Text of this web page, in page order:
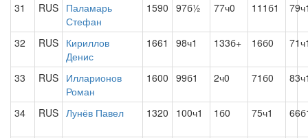
31 RUS Паламарь
Стефан
1590 97б½ 77ч0 111б1
32 RUS Кириллов
Денис
1661 98ч1 133б+ 16б0
33 RUS Илларионов
Роман
1600 99б1 2ч0 71б0
34 RUS Лунёв Павел 1320 100ч1 1б0 75ч1